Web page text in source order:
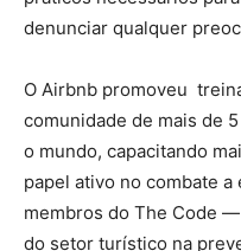
denunciar qualquer
O Airbnb promoveu
comunidade de mais de
o mundo, capacitando
papel ativo no combate
membros do The Code
do setor turístico na